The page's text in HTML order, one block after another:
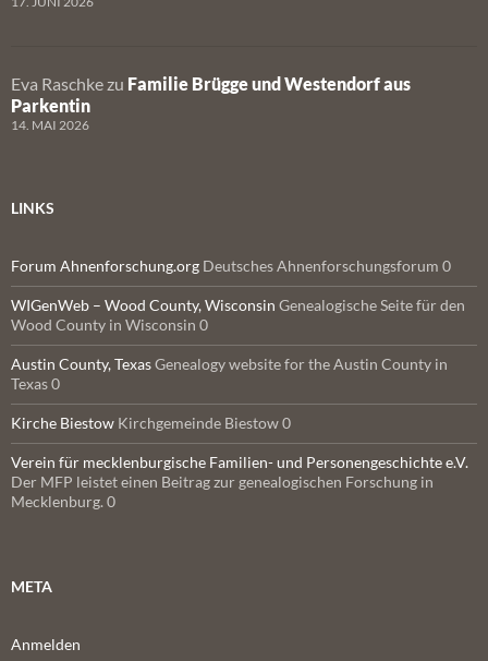
Eva Raschke zu Familie Brügge und Westendorf aus
Parkentin
14. MAI 2026
LINKS
Forum Ahnenforschung.org Deutsches Ahnenforschungsforum 0
WIGenWeb – Wood County, Wisconsin Genealogische Seite für den
Wood County in Wisconsin 0
Austin County, TexasGenealogy website for the Austin County in
Texas 0
Kirche Biestow Kirchgemeinde Biestow 0
Verein für mecklenburgische Familien- und Personengeschichte e.V.
Der MFP leistet einen Beitrag zur genealogischen Forschung in
Mecklenburg. 0
META
Anmelden